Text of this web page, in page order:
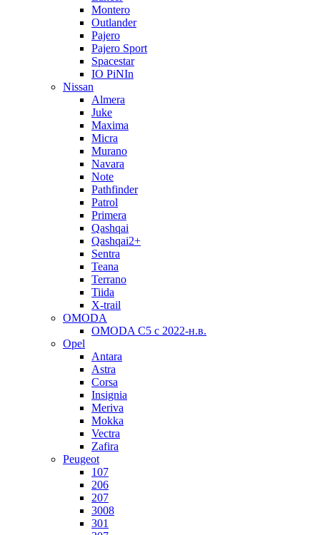
Montero
Outlander
Pajero
Pajero Sport
Spacestar
IO PiNIn
Nissan
Almera
Juke
Maxima
Micra
Murano
Navara
Note
Pathfinder
Patrol
Primera
Qashqai
Qashqai2+
Sentra
Teana
Terrano
Tiida
X-trail
OMODA
OMODA C5 c 2022-н.в.
Opel
Antara
Astra
Corsa
Insignia
Meriva
Mokka
Vectra
Zafira
Peugeot
107
206
207
3008
301